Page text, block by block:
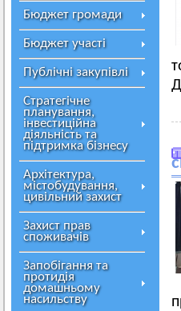
Бюджет громади
Бюджет участі
Публічні закупівлі
Стратегічне
планування,
інвестиційна
діяльність та
підтримка бізнесу
Архітектура,
містобудування,
цивільний захист
Захист прав
споживачів
Запобігання та
протидія
домашньому
насильству